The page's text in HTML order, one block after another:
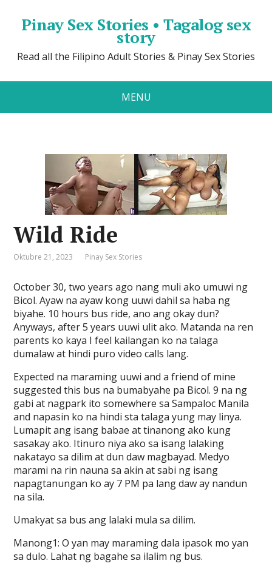
Pinay Sex Stories • Tagalog sex
story
Read all the Filipino Adult Stories & Pinay Sex Stories
MENU
Wild Ride
Oktubre 21, 2023 Pinay Sex Stories
October 30, two years ago nang muli ako umuwi ng
Bicol. Ayaw na ayaw kong uuwi dahil sa haba ng
biyahe. 10 hours bus ride, ano ang okay dun?
Anyways, after 5 years uuwi ulit ako. Matanda na ren
parents ko kaya I feel kailangan ko na talaga
dumalaw at hindi puro video calls lang.
Expected na maraming uuwi and a friend of mine
suggested this bus na bumabyahe pa Bicol. 9 na ng
gabi at nagpark ito somewhere sa Sampaloc Manila
and napasin ko na hindi sta talaga yung may linya.
Lumapit ang isang babae at tinanong ako kung
sasakay ako. Itinuro niya ako sa isang lalaking
nakatayo sa dilim at dun daw magbayad. Medyo
marami na rin nauna sa akin at sabi ng isang
napagtanungan ko ay 7 PM pa lang daw ay nandun
na sila.
Umakyat sa bus ang lalaki mula sa dilim.
Manong1: O yan may maraming dala ipasok mo yan
sa dulo. Lahat ng bagahe sa ilalim ng bus.